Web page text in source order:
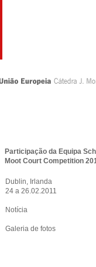
Participação da Equipa
Moot Court Competition
Dublin, Irlanda
24 a 26.02.2011
Notícia
Galeria de fotos